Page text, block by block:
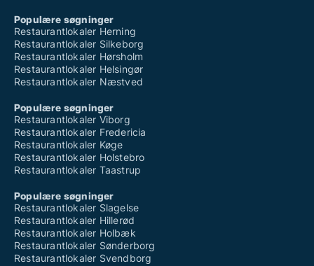
Populære søgninger
Restaurantlokaler Herning
Restaurantlokaler Silkeborg
Restaurantlokaler Hørsholm
Restaurantlokaler Helsingør
Restaurantlokaler Næstved
Populære søgninger
Restaurantlokaler Viborg
Restaurantlokaler Fredericia
Restaurantlokaler Køge
Restaurantlokaler Holstebro
Restaurantlokaler Taastrup
Populære søgninger
Restaurantlokaler Slagelse
Restaurantlokaler Hillerød
Restaurantlokaler Holbæk
Restaurantlokaler Sønderborg
Restaurantlokaler Svendborg